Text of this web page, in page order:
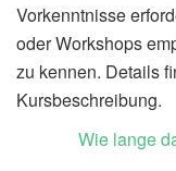
Vorkenntnisse
oder Workshops
zu kennen. Details
Kursbeschreibung.
Wie lange